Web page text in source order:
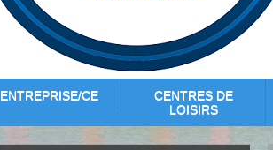
ENTREPRISE/CE
CENTRES DE
LOISIRS